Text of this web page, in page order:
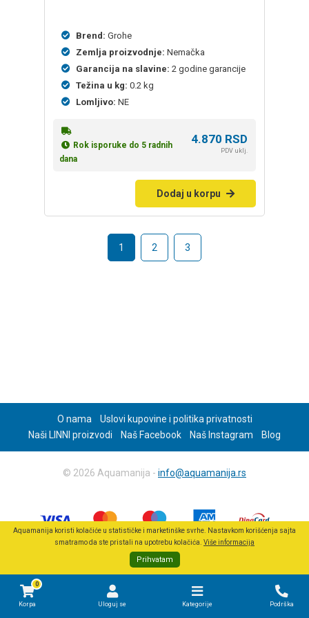
0
Korpa Uloguj se Kategorije Podrška
Brend: Grohe
Zemlja proizvodnje: Nemačka
Garancija na slavine: 2 godine garancije
Težina u kg: 0.2 kg
Lomljivo: NE
Rok isporuke do 5 radnih
dana
4.870 RSD
PDV uklj.
Dodaj u korpu
1 2 3
O nama
Uslovi kupovine i politika privatnosti
Naši LINNI proizvodi
Naš Facebook Naš Instagram Blog
© 2026 Aquamanija - info@aquamanija.rs
Aquamanija koristi kolačiće u statističke i marketinške svrhe. Nastavkom korišćenja sajta
smatramo da ste pristali na upotrebu kolačića. Više informacija
Prihvatam